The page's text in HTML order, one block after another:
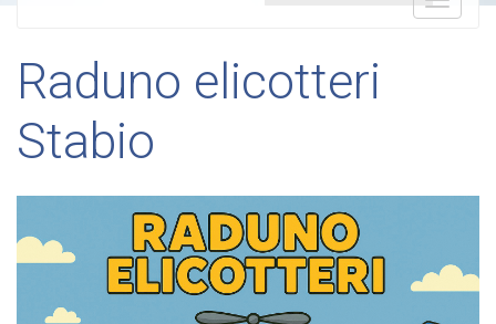
Raduno elicotteri
Stabio